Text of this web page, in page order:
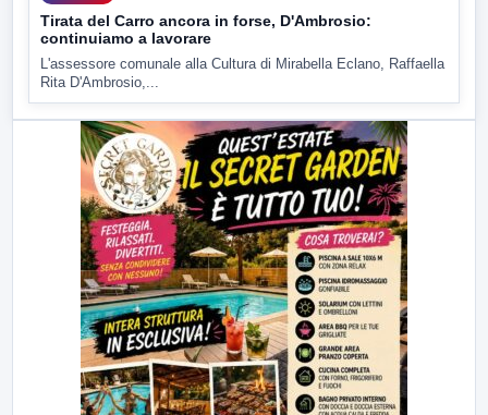
Tirata del Carro ancora in forse, D'Ambrosio:
continuiamo a lavorare
L'assessore comunale alla Cultura di Mirabella Eclano, Raffaella
Rita D'Ambrosio,...